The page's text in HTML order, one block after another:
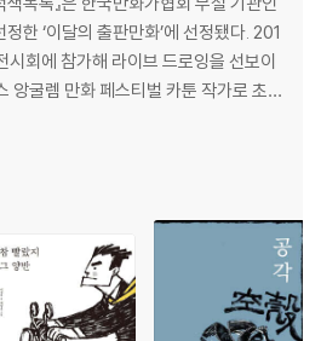
그리기
그리기
한 ‘이달의 출판만화’에 선정됐다. 201
회에 참가해 라이브 드로잉을 선보이
앙굴렘 만화 페스티벌 카툰 작가로 초청
, 2019년부터 2021년까지 연속으로 프
티벌에 초청돼 오페라 극장에서 라이
균 선생을 다